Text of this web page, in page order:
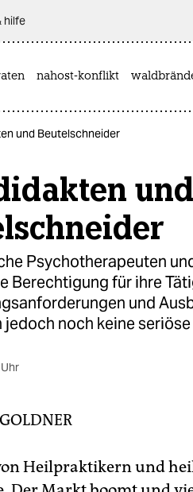
hilfe
nahost-konflikt
und Beutelschneider
und
Psychotherapeuten
Berechtigung für ihre
und
jedoch noch keine
Heilpraktikern und